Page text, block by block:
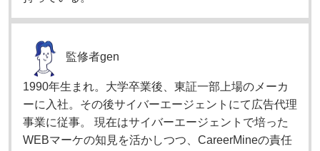
監修者gen
1990年生まれ。大学卒業後、東証一部上場のメーカ
ーに入社。その後サイバーエージェントにて広告代理
事業に従事。 現在はサイバーエージェントで培った
WEBマーケの知見を活かしつつ、CareerMineの責任